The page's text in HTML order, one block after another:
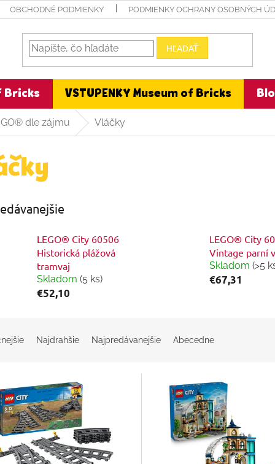
OBCHODNÉ PODMIENKY PODMIENKY OCHRANY OSOBNÝCH
HĽADAŤ
Bricks VSTUPENKY Museum of Bricks
dle zájmu Vláčky
LEGO® City 60506
Historická plážová
tramvaj
Skladom (5 ks)
€52,10
LEGO® City
Vintage parní
Skladom (>5
€67,31
Najdrahšie Najpredávanejšie Abecedne